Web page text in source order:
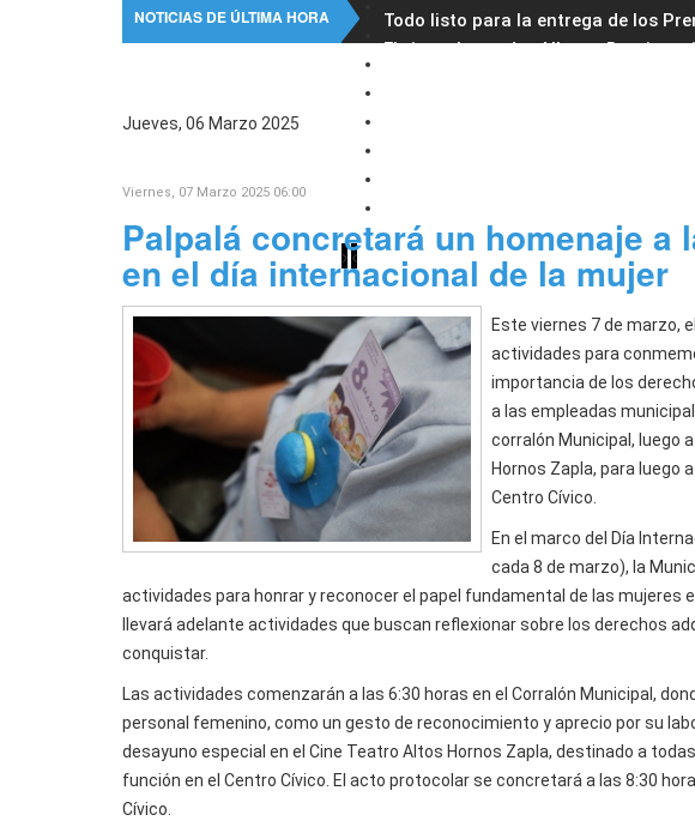
NOTICIAS DE ÚLTIMA HORA Todo listo para la entrega de los
El vicegobernador Alberto Bernis
Sadir visitó a alumnos integrantes
›‹
Jueves, 06 Marzo 2025
Viernes, 07 Marzo 2025 06:00
Palpalá concretará un homenaje a
en el día internacional de la mujer
Este viernes 7 de marzo,
actividades para
importancia de los
a las empleadas
corralón Municipal, luego
Hornos Zapla, para luego
Centro Cívico.
En el marco del Día
cada 8 de marzo), la
actividades para honrar y reconocer el papel fundamental de las mujeres
llevará adelante actividades que buscan reflexionar sobre los derechos
conquistar.
Las actividades comenzarán a las 6:30 horas en el Corralón Municipal,
personal femenino, como un gesto de reconocimiento y aprecio por su
desayuno especial en el Cine Teatro Altos Hornos Zapla, destinado a
función en el Centro Cívico. El acto protocolar se concretará a las 8:30
Cívico.